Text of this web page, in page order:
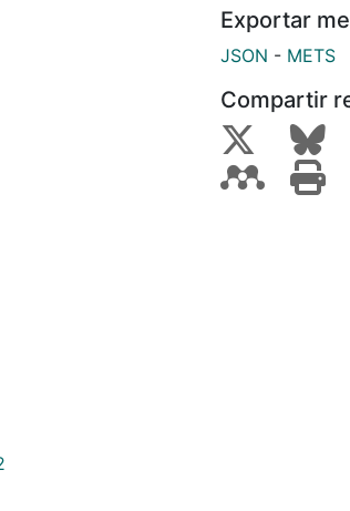
Exportar
JSON - METS
Compartir